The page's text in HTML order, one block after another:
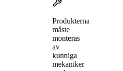
Produkterna
måste
monteras
av
kunniga
mekaniker